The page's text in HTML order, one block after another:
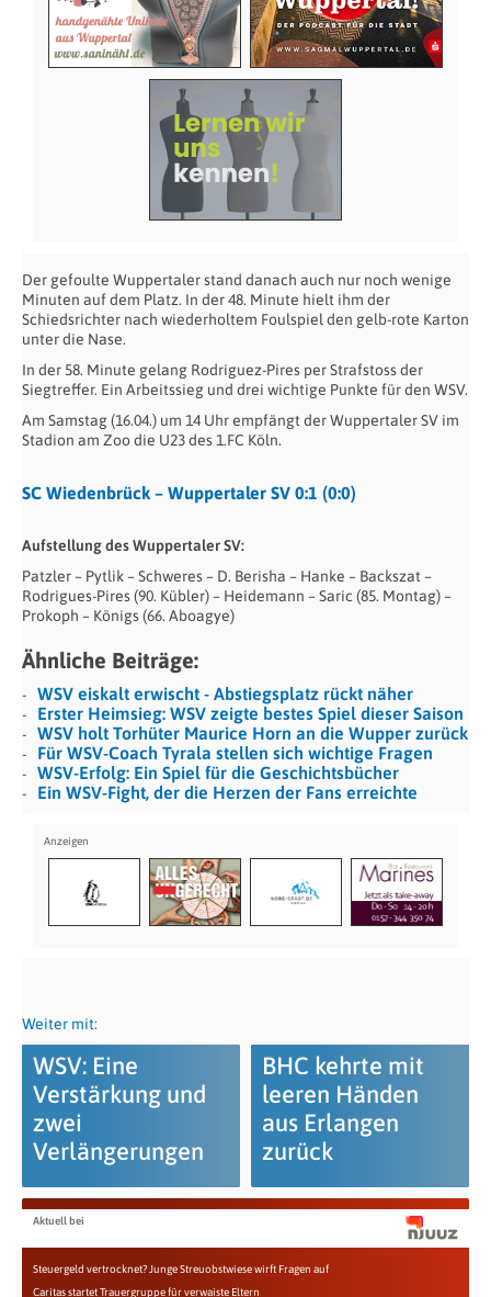
Der gefoulte Wuppertaler stand danach auch nur noch wenige
Minuten auf dem Platz. In der 48. Minute hielt ihm der
Schiedsrichter nach wiederholtem Foulspiel den gelb-rote Karton
unter die Nase.
In der 58. Minute gelang Rodriguez-Pires per Strafstoss der
Siegtreffer. Ein Arbeitssieg und drei wichtige Punkte für den WSV.
Am Samstag (16.04.) um 14 Uhr empfängt der Wuppertaler SV im
Stadion am Zoo die U23 des 1.FC Köln.
SC Wiedenbrück – Wuppertaler SV 0:1 (0:0)
Aufstellung des Wuppertaler SV:
Patzler – Pytlik – Schweres – D. Berisha – Hanke – Backszat –
Rodrigues-Pires (90. Kübler) – Heidemann – Saric (85. Montag) –
Prokoph – Königs (66. Aboagye)
Ähnliche Beiträge:
WSV eiskalt erwischt - Abstiegsplatz rückt näher
Erster Heimsieg: WSV zeigte bestes Spiel dieser Saison
WSV holt Torhüter Maurice Horn an die Wupper zurück
Für WSV-Coach Tyrala stellen sich wichtige Fragen
WSV-Erfolg: Ein Spiel für die Geschichtsbücher
Ein WSV-Fight, der die Herzen der Fans erreichte
Weiter mit:
WSV: Eine
Verstärkung und
zwei
Verlängerungen
BHC kehrte mit
leeren Händen
aus Erlangen
zurück
Aktuell bei
Steuergeld vertrocknet? Junge Streuobstwiese wirft Fragen auf
Caritas startet Trauergruppe für verwaiste Eltern